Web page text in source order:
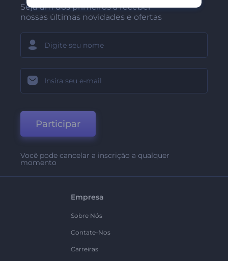
Seja um dos primeiros a receber
nossas últimas novidades e ofertas
Participar
Você pode cancelar a inscrição a qualquer
momento
Empresa
Sobre Nós
Contate-Nos
Carreiras